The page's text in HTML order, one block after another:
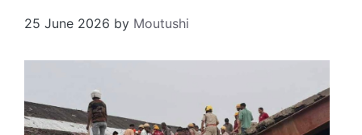
25 June 2026 by Moutushi